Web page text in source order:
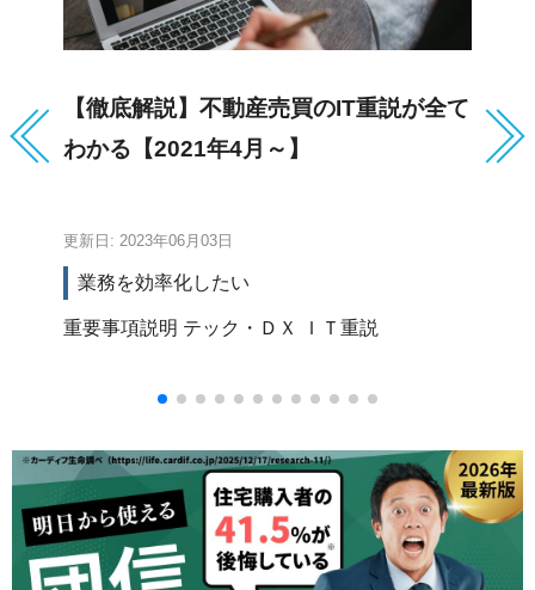
【徹底解説】不動産売買のIT重説が全て
わかる【2021年4月～】
更新日: 2023年06月03日
業務を効率化したい
重要事項説明 テック・ＤＸ ＩＴ重説
ス